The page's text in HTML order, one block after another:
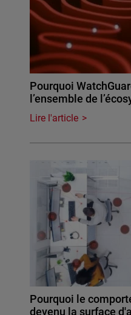
Pourquoi
l’ensemble de
Lire l'article
Pourquoi le
devenu la surface